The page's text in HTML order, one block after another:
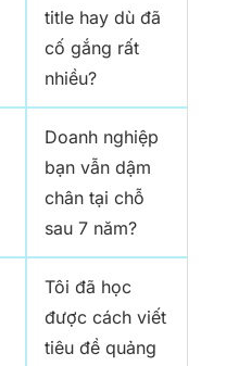
title hay dù đã
cố gắng rất
nhiều?
Doanh nghiệp
bạn vẫn dậm
chân tại chỗ
sau 7 năm?
Tôi đã học
được cách viết
tiêu đề quảng